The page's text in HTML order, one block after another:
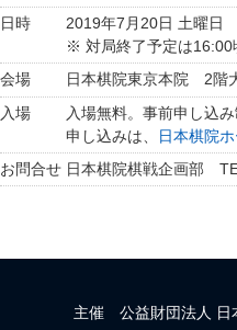
日時
2019年7月20日 土曜
※ 対局終了予定は16:00
会場
日本棋院東京本院 2階
入場
入場無料。事前申し込
申し込みは、
日本棋院
お問合せ 日本棋院棋戦企画部
主催 公益財団法人 日